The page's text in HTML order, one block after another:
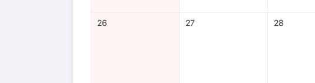
26 27 28